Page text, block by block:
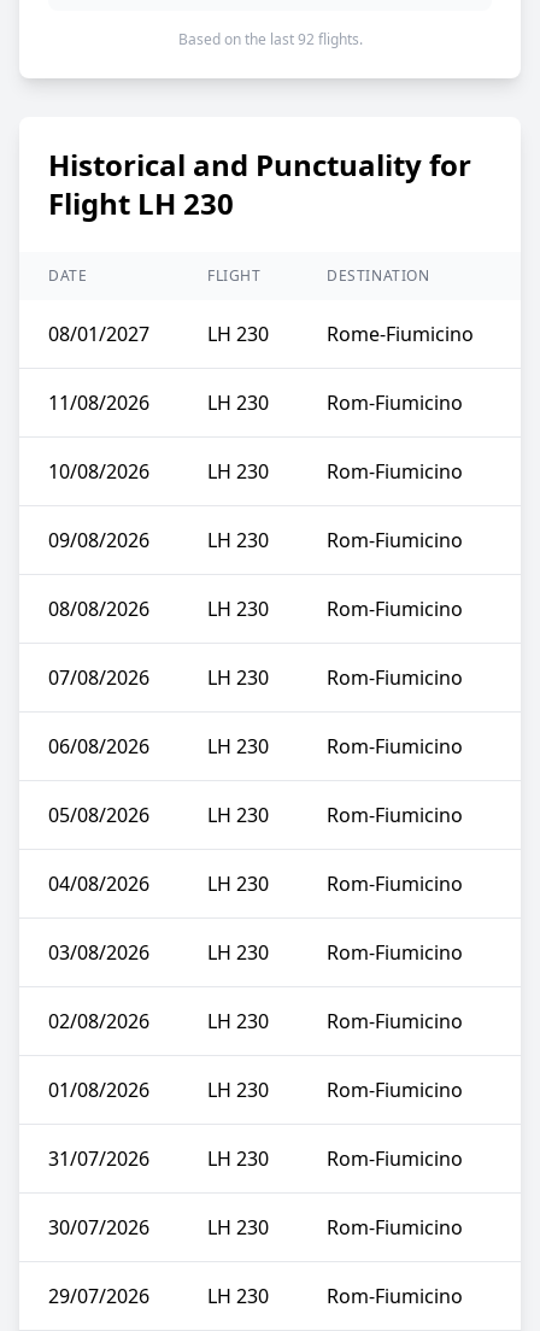
Based on the last 92 flights.
Historical and Punctuality for
Flight LH 230
DATE FLIGHT DESTINATION
08/01/2027 LH 230 Rome-Fiumicino
11/08/2026 LH 230 Rom-Fiumicino
10/08/2026 LH 230 Rom-Fiumicino
09/08/2026 LH 230 Rom-Fiumicino
08/08/2026 LH 230 Rom-Fiumicino
07/08/2026 LH 230 Rom-Fiumicino
06/08/2026 LH 230 Rom-Fiumicino
05/08/2026 LH 230 Rom-Fiumicino
04/08/2026 LH 230 Rom-Fiumicino
03/08/2026 LH 230 Rom-Fiumicino
02/08/2026 LH 230 Rom-Fiumicino
01/08/2026 LH 230 Rom-Fiumicino
31/07/2026 LH 230 Rom-Fiumicino
30/07/2026 LH 230 Rom-Fiumicino
29/07/2026 LH 230 Rom-Fiumicino